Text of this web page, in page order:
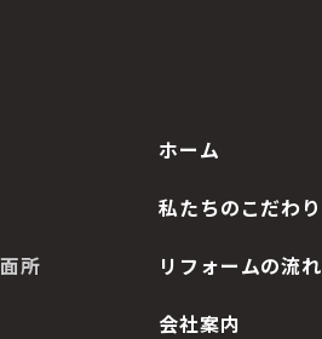
所
ホーム
私たちのこだわり
リフォームの流れ
会社案内